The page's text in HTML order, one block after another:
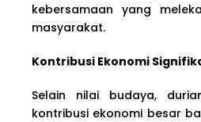
kebersamaan yang
masyarakat.
Kontribusi Ekonomi
Selain nilai budaya,
kontribusi ekonomi besar